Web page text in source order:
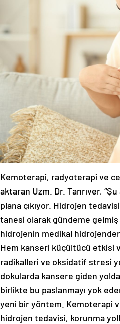
Kemoterapi, radyoterapi ve
aktaran Uzm. Dr. Tanrıver,
plana çıkıyor. Hidrojen
tanesi olarak gündeme gelmiş
hidrojenin medikal
Hem kanseri küçültücü etkisi
radikalleri ve oksidatif stresi
dokularda kansere giden
birlikte bu paslanmayı yok
yeni bir yöntem. Kemoterapi
hidrojen tedavisi, korunma